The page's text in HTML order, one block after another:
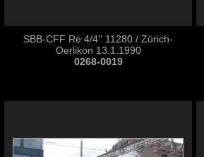
SBB-CFF Re 4/4'' 11280 / Zürich-
Oerlikon 13.1.1990
0268-0019